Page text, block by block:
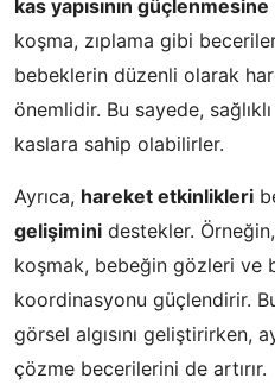
kas yapısının güçlenmesine
koşma, zıplama gibi
bebeklerin düzenli olarak
önemlidir. Bu sayede,
kaslara sahip olabilirler.
Ayrıca, hareket etkinlikleri
gelişimini destekler.
koşmak, bebeğin gözleri ve
koordinasyonu güçlendirir.
görsel algısını geliştirirken,
çözme becerilerini de artırır.